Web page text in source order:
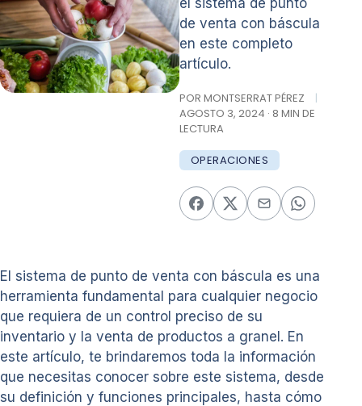
el sistema de punto
de venta con báscula
en este completo
artículo.
POR MONTSERRAT PÉREZ
|
AGOSTO 3, 2024 · 8 MIN DE
LECTURA
OPERACIONES
El sistema de punto de venta con báscula es una
herramienta fundamental para cualquier negocio
que requiera de un control preciso de su
inventario y la venta de productos a granel. En
este artículo, te brindaremos toda la información
que necesitas conocer sobre este sistema, desde
su definición y funciones principales, hasta cómo